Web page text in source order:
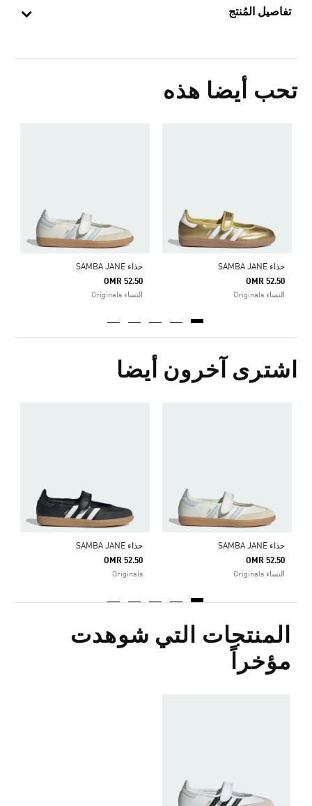
تفاصيل المُنتج
تحب أيضا هذه
حذاء SAMBA JANE
OMR 52.50
النساء Originals
حذاء SAMBA JANE
OMR 52.50
النساء Originals
اشترى آخرون أيضا
حذاء SAMBA JANE
OMR 52.50
النساء Originals
حذاء SAMBA JANE
OMR 52.50
Originals
المنتجات التي شوهدت
مؤخراً